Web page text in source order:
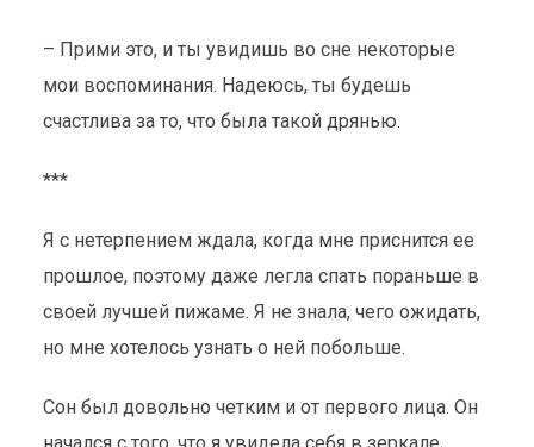
– Прими это, и ты увидишь во сне некоторые
мои воспоминания. Надеюсь, ты будешь
счастлива за то, что была такой дрянью.
***
Я с нетерпением ждала, когда мне приснится ее
прошлое, поэтому даже легла спать пораньше в
своей лучшей пижаме. Я не знала, чего ожидать,
но мне хотелось узнать о ней побольше.
Сон был довольно четким и от первого лица. Он